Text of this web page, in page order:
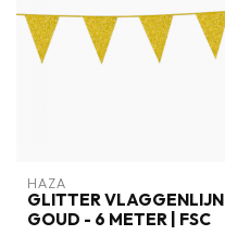
HAZA
GLITTER VLAGGENLIJN
GOUD - 6 METER | FSC